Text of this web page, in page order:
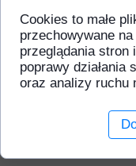
Cookies to małe
przechowywane
przeglądania stron
poprawy działania
oraz analizy ruchu